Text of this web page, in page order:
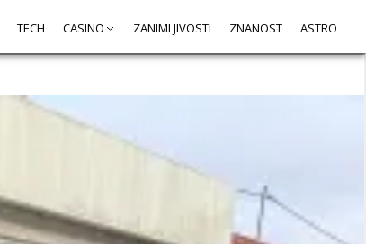
TECH CASINO ZANIMLJIVOSTI ZNANOST ASTRO